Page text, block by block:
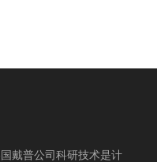
戴普公司科研技术是计